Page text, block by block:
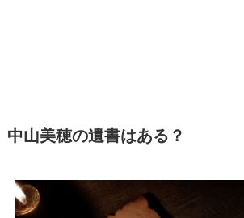
中山美穂の遺書はある？